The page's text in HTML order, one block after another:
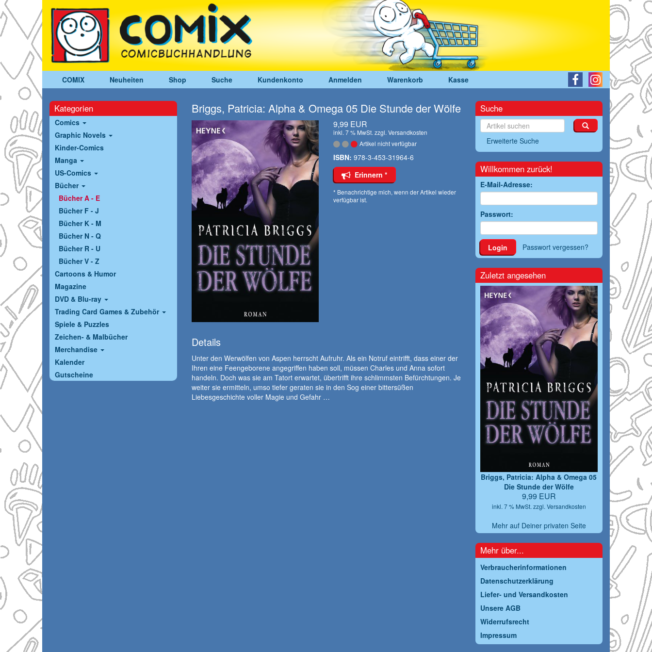
COMIX Neuheiten Shop Suche Kundenkonto Anmelden Warenkorb Kasse
Kategorien
Comics
Graphic Novels
Kinder-Comics
Manga
US-Comics
Bücher
Bücher A - E
Bücher F - J
Bücher K - M
Bücher N - Q
Bücher R - U
Bücher V - Z
Cartoons & Humor
Magazine
DVD & Blu-ray
Trading Card Games & Zubehör
Spiele & Puzzles
Zeichen- & Malbücher
Merchandise
Kalender
Gutscheine
Briggs, Patricia: Alpha & Omega 05 Die Stunde der Wölfe
9,99 EUR
inkl. 7 % MwSt. zzgl. Versandkosten
Artikel nicht verfügbar
ISBN: 978-3-453-31964-6
Erinnern *
* Benachrichtige mich, wenn der Artikel wieder
verfügbar ist.
Details
Unter den Werwölfen von Aspen herrscht Aufruhr. Als ein Notruf eintrifft, dass einer der
Ihren eine Feengeborene angegriffen haben soll, müssen Charles und Anna sofort
handeln. Doch was sie am Tatort erwartet, übertrifft ihre schlimmsten Befürchtungen. Je
weiter sie ermitteln, umso tiefer geraten sie in den Sog einer bittersüßen
Liebesgeschichte voller Magie und Gefahr …
Suche
Erweiterte Suche
Willkommen zurück!
E-Mail-Adresse:
Passwort:
Login Passwort vergessen?
Zuletzt angesehen
Briggs, Patricia: Alpha & Omega 05
Die Stunde der Wölfe
9,99 EUR
inkl. 7 % MwSt. zzgl. Versandkosten
Mehr auf Deiner privaten Seite
Mehr über...
Verbraucherinformationen
Datenschutzerklärung
Liefer- und Versandkosten
Unsere AGB
Widerrufsrecht
Impressum